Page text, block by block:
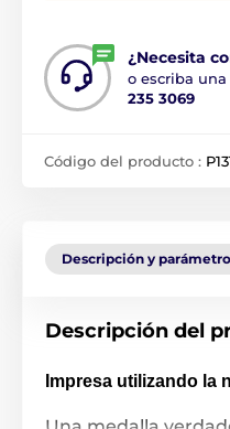
¿Necesita
o escriba
235 3069
Código del producto :
Descripción y
Descripción del
Impresa utilizando la